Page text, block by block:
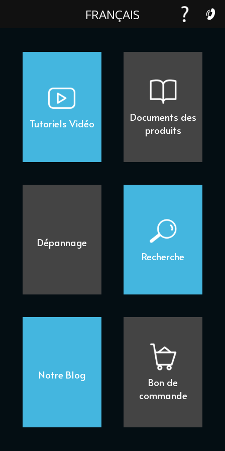
FRANÇAIS
Tutoriels Vidéo
Documents des
produits
Dépannage
Recherche
Notre Blog
Bon de
commande